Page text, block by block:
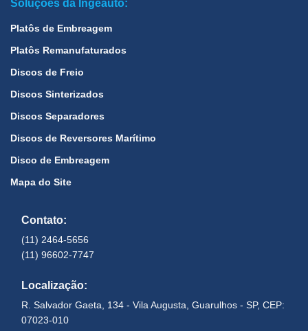
Soluções da Ingeauto:
Platôs de Embreagem
Platôs Remanufaturados
Discos de Freio
Discos Sinterizados
Discos Separadores
Discos de Reversores Marítimo
Disco de Embreagem
Mapa do Site
Contato:
(11) 2464-5656
(11) 96602-7747
Localização:
R. Salvador Gaeta, 134 - Vila Augusta, Guarulhos - SP, CEP:
07023-010